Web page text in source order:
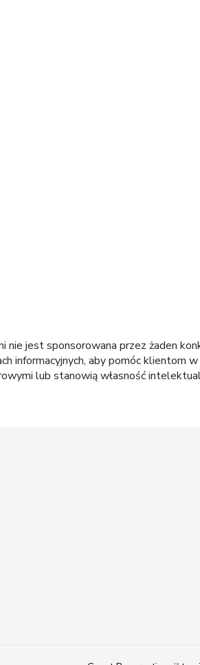
nie jest sponsorowana przez żaden
informacyjnych, aby pomóc klientom
lub stanowią własność
TM